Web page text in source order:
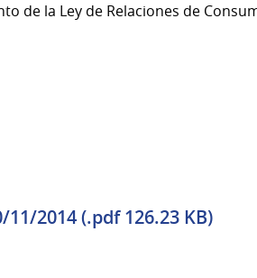
de la Ley de Relaciones de
2014 (.pdf 126.23 KB)